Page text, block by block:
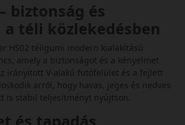
biztonság és
téli közlekedésben
HS02 téligumi modern kialakítású
amely a biztonságot és a kényelmet
irányított V-alakú futófelület és a fejlett
arról, hogy havas, jeges és nedves
is stabil teljesítményt nyújtson.